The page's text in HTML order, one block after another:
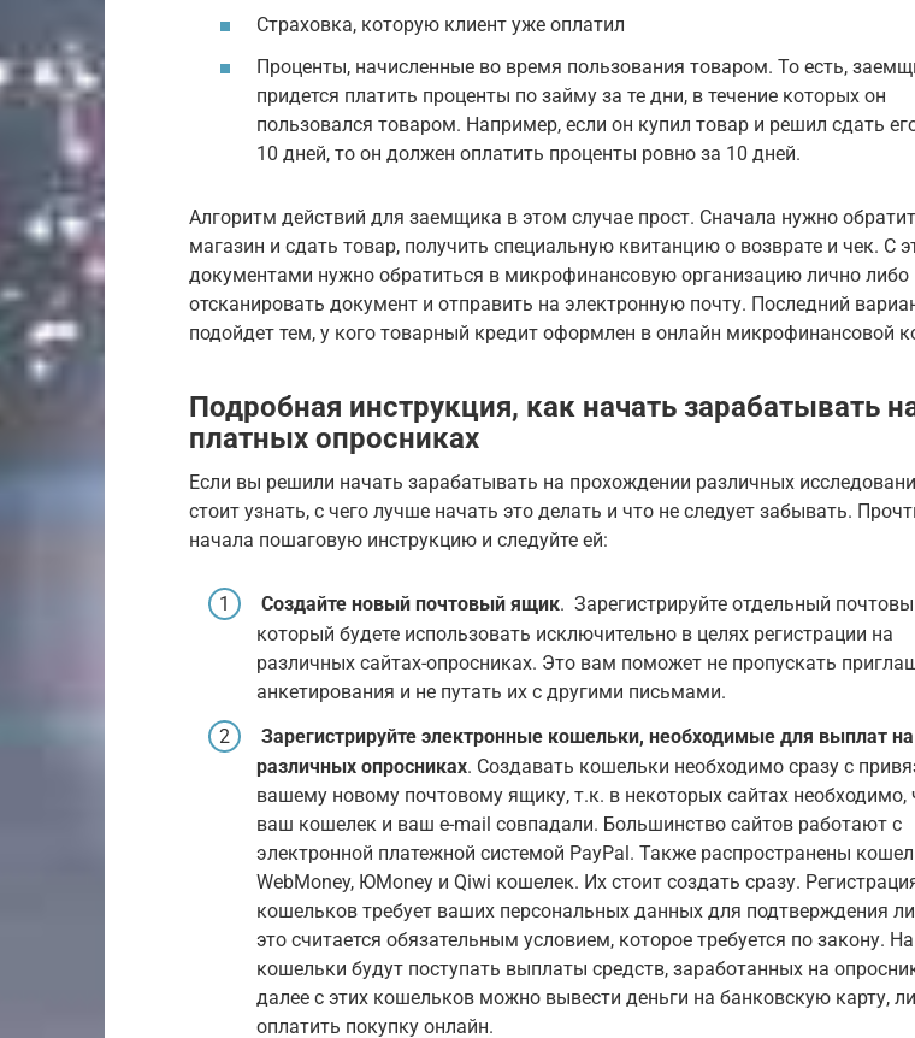
Страховка, которую клиент уже оплатил
Проценты, начисленные во время пользования товаром. То есть,
придется платить проценты по займу за те дни, в течение которых он
пользовался товаром. Например, если он купил товар и решил сдать
10 дней, то он должен оплатить проценты ровно за 10 дней.
Алгоритм действий для заемщика в этом случае прост. Сначала нужно
магазин и сдать товар, получить специальную квитанцию о возврате и чек. С
документами нужно обратиться в микрофинансовую организацию лично либо
отсканировать документ и отправить на электронную почту. Последний
подойдет тем, у кого товарный кредит оформлен в онлайн микрофинансовой
Подробная инструкция, как начать зарабатывать
платных опросниках
Если вы решили начать зарабатывать на прохождении различных
стоит узнать, с чего лучше начать это делать и что не следует забывать.
начала пошаговую инструкцию и следуйте ей:
Создайте новый почтовый ящик. Зарегистрируйте отдельный
который будете использовать исключительно в целях регистрации на
различных сайтах-опросниках. Это вам поможет не пропускать
анкетирования и не путать их с другими письмами.
Зарегистрируйте электронные кошельки, необходимые для выплат на
различных опросниках. Создавать кошельки необходимо сразу с
вашему новому почтовому ящику, т.к. в некоторых сайтах необходимо,
ваш кошелек и ваш e-mail совпадали. Большинство сайтов работают с
электронной платежной системой PayPal. Также распространены
WebMoney, ЮMoney и Qiwi кошелек. Их стоит создать сразу.
кошельков требует ваших персональных данных для подтверждения
это считается обязательным условием, которое требуется по закону.
кошельки будут поступать выплаты средств, заработанных на
далее с этих кошельков можно вывести деньги на банковскую карту,
оплатить покупку онлайн.